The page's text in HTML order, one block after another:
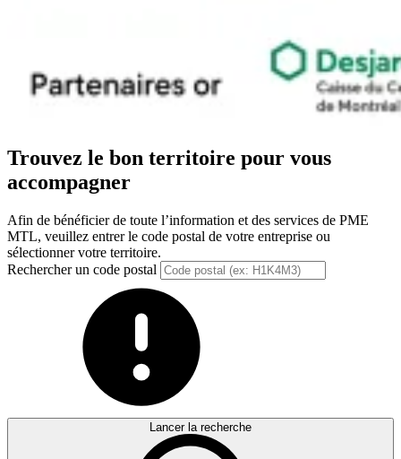
Trouvez le bon territoire pour vous
accompagner
Afin de bénéficier de toute l’information et des services de PME
MTL, veuillez entrer le code postal de votre entreprise ou
sélectionner votre territoire.
Rechercher un code postal
Lancer la recherche